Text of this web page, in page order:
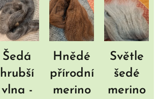
Šedá
hrubší
vlna -
Hnědé
přírodní
merino
Světle
šedé
merino